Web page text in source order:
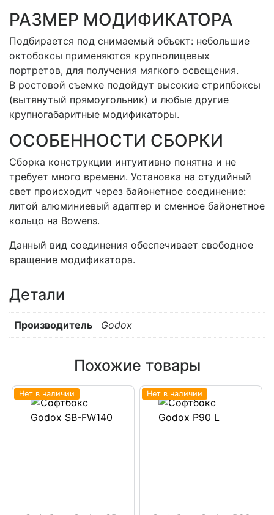
РАЗМЕР МОДИФИКАТОРА
Подбирается под снимаемый объект: небольшие
октобоксы применяются крупнолицевых
портретов, для получения мягкого освещения.
В ростовой съемке подойдут высокие стрипбоксы
(вытянутый прямоугольник) и любые другие
крупногабаритные модификаторы.
ОСОБЕННОСТИ СБОРКИ
Сборка конструкции интуитивно понятна и не
требует много времени. Установка на студийный
свет происходит через байонетное соединение:
литой алюминиевый адаптер и сменное байонетное
кольцо на Bowens.
Данный вид соединения обеспечивает свободное
вращение модификатора.
Детали
Производитель Godox
Похожие товары
Нет в наличии Нет в наличии